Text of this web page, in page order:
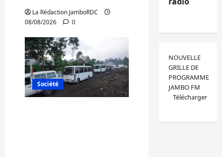
La Rédaction JamboRDC
08/08/2026
0
Société
NOUVELLE
GRILLE DE
PROGRAMME
JAMBO FM
Télécharger